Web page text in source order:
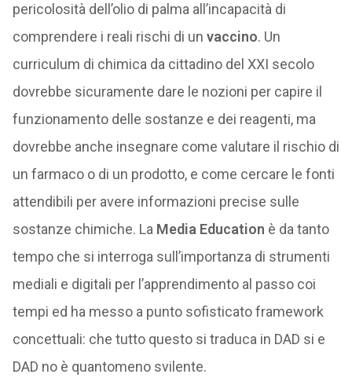
pericolosità dell’olio di palma all’incapacità di
comprendere i reali rischi di un vaccino. Un
curriculum di chimica da cittadino del XXI secolo
dovrebbe sicuramente dare le nozioni per capire il
funzionamento delle sostanze e dei reagenti, ma
dovrebbe anche insegnare come valutare il rischio di
un farmaco o di un prodotto, e come cercare le fonti
attendibili per avere informazioni precise sulle
sostanze chimiche. La Media Education è da tanto
tempo che si interroga sull’importanza di strumenti
mediali e digitali per l’apprendimento al passo coi
tempi ed ha messo a punto sofisticato framework
concettuali: che tutto questo si traduca in DAD si e
DAD no è quantomeno svilente.